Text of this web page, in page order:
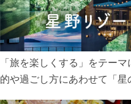
「旅を楽しくする」をテーマ
的や過ごし方にあわせて「星